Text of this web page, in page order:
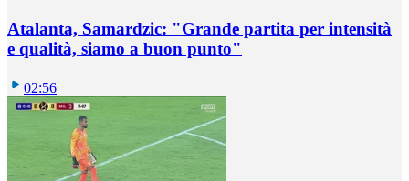
Atalanta, Samardzic: "Grande partita per intensità
e qualità, siamo a buon punto"
02:56